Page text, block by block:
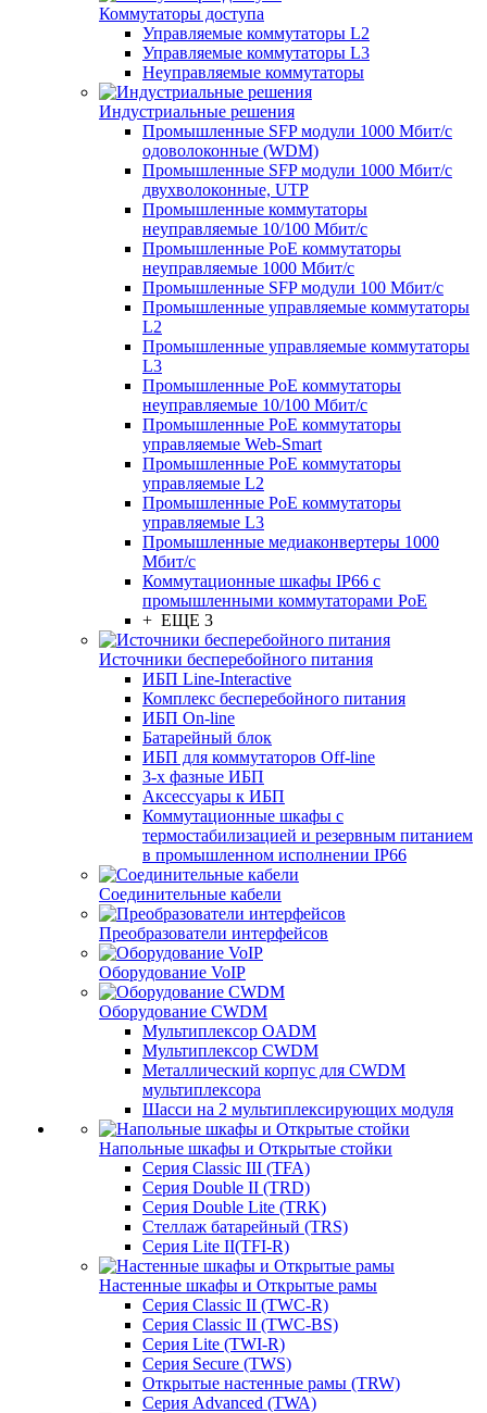
Коммутаторы доступа
Управляемые коммутаторы L2
Управляемые коммутаторы L3
Неуправляемые коммутаторы
Индустриальные решения
Промышленные SFP модули 1000 Мбит/c
одоволоконные (WDM)
Промышленные SFP модули 1000 Мбит/c
двухволоконные, UTP
Промышленные коммутаторы
неуправляемые 10/100 Мбит/с
Промышленные PoE коммутаторы
неуправляемые 1000 Мбит/с
Промышленные SFP модули 100 Мбит/c
Промышленные управляемые коммутаторы
L2
Промышленные управляемые коммутаторы
L3
Промышленные PoE коммутаторы
неуправляемые 10/100 Мбит/с
Промышленные PoE коммутаторы
управляемые Web-Smart
Промышленные PoE коммутаторы
управляемые L2
Промышленные PoE коммутаторы
управляемые L3
Промышленные медиаконвертеры 1000
Мбит/с
Коммутационные шкафы IP66 c
промышленными коммутаторами PoE
+ ЕЩЕ 3
Источники бесперебойного питания
ИБП Line-Interactive
Комплекс бесперебойного питания
ИБП On-line
Батарейный блок
ИБП для коммутаторов Off-line
3-х фазные ИБП
Аксессуары к ИБП
Коммутационные шкафы с
термостабилизацией и резервным питанием
в промышленном исполнении IP66
Соединительные кабели
Преобразователи интерфейсов
Оборудование VoIP
Оборудование CWDM
Мультиплекcор OADM
Мультиплексор CWDM
Металлический корпус для CWDM
мультиплексора
Шасси на 2 мультиплексирующих модуля
Напольные шкафы и Открытые стойки
Серия Classic III (TFA)
Серия Double II (TRD)
Серия Double Lite (TRK)
Стеллаж батарейный (TRS)
Серия Lite II(TFI-R)
Настенные шкафы и Открытые рамы
Серия Classic II (TWC-R)
Серия Classic II (TWC-BS)
Серия Lite (TWI-R)
Серия Secure (TWS)
Открытые настенные рамы (TRW)
Серия Advanced (TWA)